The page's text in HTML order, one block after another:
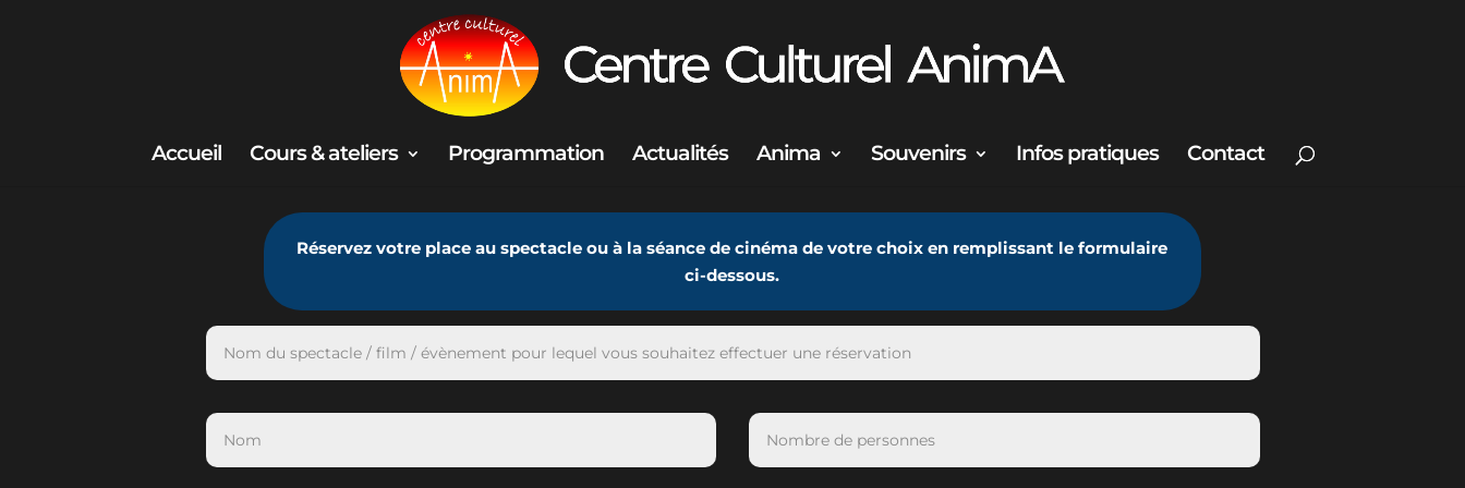
Accueil Cours & ateliers Programmation Actualités Anima Souvenirs Infos pratiques Contact
Réservez votre place au spectacle ou à la séance de cinéma de votre choix en remplissant le formulaire
ci-dessous.